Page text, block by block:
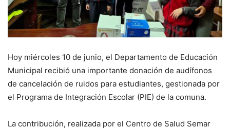
Hoy miércoles 10 de junio, el Departamento de Educación
Municipal recibió una importante donación de audífonos
de cancelación de ruidos para estudiantes, gestionada por
el Programa de Integración Escolar (PIE) de la comuna.
La contribución, realizada por el Centro de Salud Semar